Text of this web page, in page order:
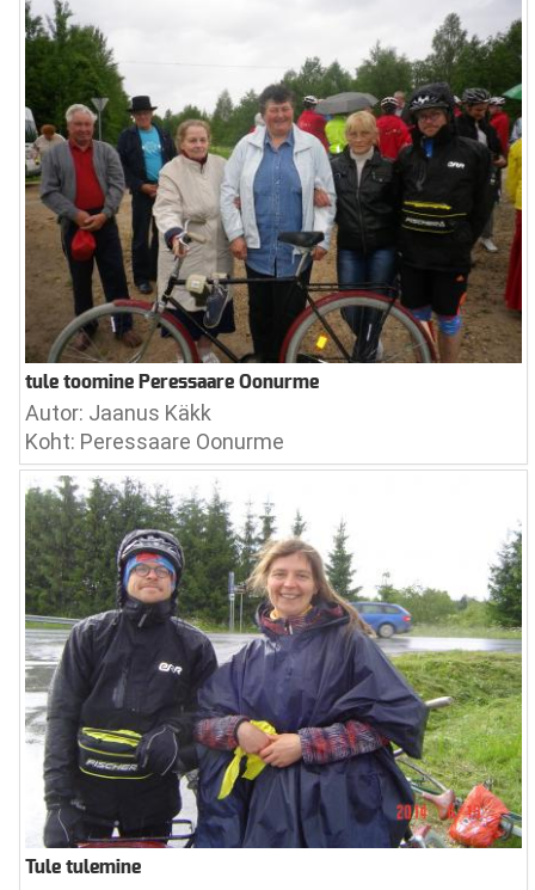
tule toomine Peressaare Oonurme
Autor: Jaanus Käkk
Koht: Peressaare Oonurme
Tule tulemine